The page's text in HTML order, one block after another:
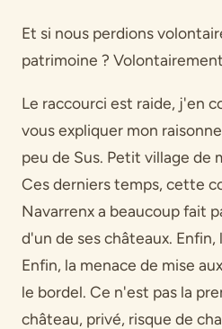
Et si nous perdions
patrimoine ?
Le raccourci est raide, j'en
vous expliquer mon
peu de Sus. Petit village de
Ces derniers temps, cette
Navarrenx a beaucoup fait
d'un de ses châteaux. Enfin,
Enfin, la menace de mise
le bordel. Ce n'est pas la
château, privé, risque de